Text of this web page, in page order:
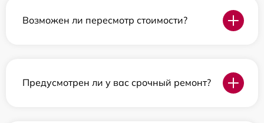
Возможен ли пересмотр стоимости?
Предусмотрен ли у вас срочный ремонт?